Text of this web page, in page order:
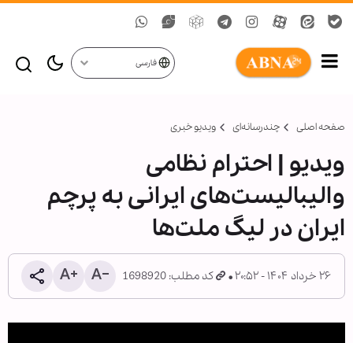
فارسی
صفحه اصلی چندرسانه‌ای ویدیو خبری
ویدیو | احترام نظامی
والیبالیست‌های ایرانی به پرچم
ایران در لیگ ملت‌ها
۲۶ خرداد ۱۴۰۴ - ۲۰:۵۲ کد مطلب: 1698920